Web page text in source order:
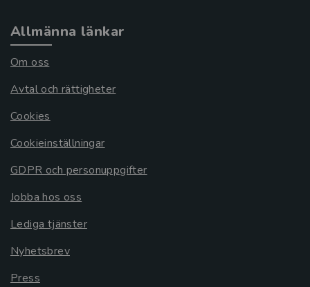
Allmänna länkar
Om oss
Avtal och rättigheter
Cookies
Cookieinställningar
GDPR och personuppgifter
Jobba hos oss
Lediga tjänster
Nyhetsbrev
Press